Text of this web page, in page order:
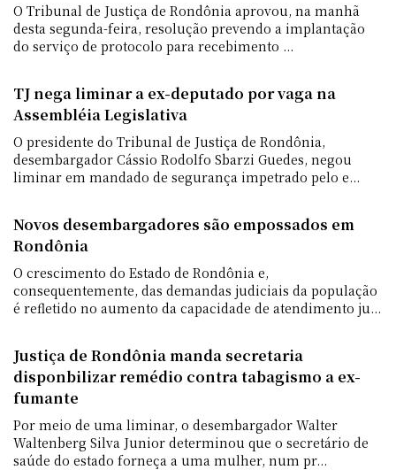
O Tribunal de Justiça de Rondônia aprovou, na manhã
desta segunda-feira, resolução prevendo a implantação
do serviço de protocolo para recebimento ...
TJ nega liminar a ex-deputado por vaga na
Assembléia Legislativa
O presidente do Tribunal de Justiça de Rondônia,
desembargador Cássio Rodolfo Sbarzi Guedes, negou
liminar em mandado de segurança impetrado pelo e...
Novos desembargadores são empossados em
Rondônia
O crescimento do Estado de Rondônia e,
consequentemente, das demandas judiciais da população
é refletido no aumento da capacidade de atendimento ju...
Justiça de Rondônia manda secretaria
disponbilizar remédio contra tabagismo a ex-
fumante
Por meio de uma liminar, o desembargador Walter
Waltenberg Silva Junior determinou que o secretário de
saúde do estado forneça a uma mulher, num pr...